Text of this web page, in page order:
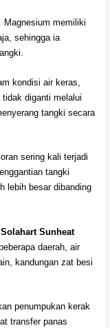
Magnesium memiliki
sehingga ia
kondisi air keras,
diganti melalui
tangki secara
sering kali terjadi
tangki
lebih besar dibanding
Sunheat
daerah, air
kandungan zat besi
penumpukan kerak
transfer panas